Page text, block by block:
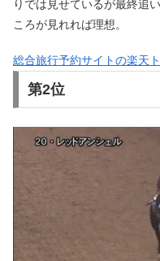
りでは見せているが最終追
ころが見れれば理想。
総合旅行予約サイトの楽天
第2位